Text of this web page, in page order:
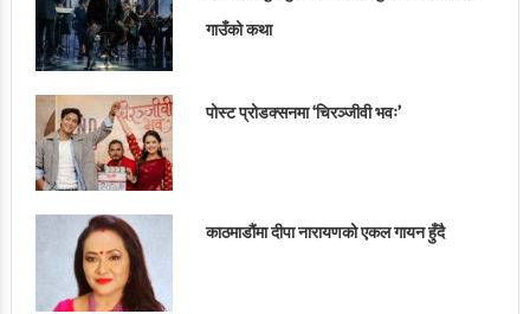
गाउँको कथा
पोस्ट प्रोडक्सनमा ‘चिरञ्जीवी भवः’
काठमाडौंमा दीपा नारायणको एकल गायन हुँदै